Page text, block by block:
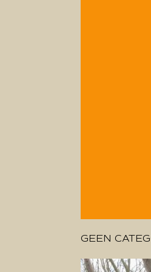
GEEN